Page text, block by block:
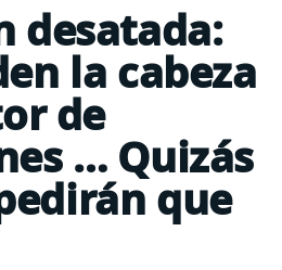
desatada:
la cabeza
de
… Quizás
que